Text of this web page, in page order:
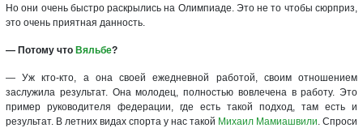
Но они очень быстро раскрылись на Олимпиаде. Это не то чтобы сюрприз,
это очень приятная данность.
— Потому что Вяльбе?
— Уж кто-кто, а она своей ежедневной работой, своим отношением
заслужила результат. Она молодец, полностью вовлечена в работу. Это
пример руководителя федерации, где есть такой подход, там есть и
результат. В летних видах спорта у нас такой Михаил Мамиашвили. Спроси